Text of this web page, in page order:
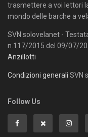
trasmettere a voi lettori
mondo delle barche a
SVN solovelanet -
n.117/2015 del 09/07/
Anzillotti
Condizioni generali SVN
Follow Us